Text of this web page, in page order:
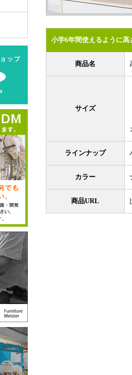
小学6年間使えるように
商品名
サイズ
ラインナップ
カラー
商品URL